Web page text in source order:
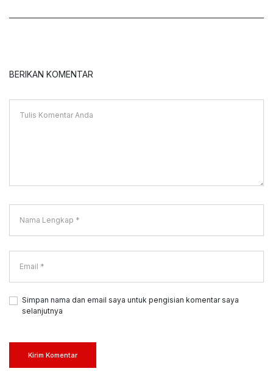
BERIKAN KOMENTAR
Simpan nama dan email saya untuk pengisian komentar saya
selanjutnya
Kirim Komentar